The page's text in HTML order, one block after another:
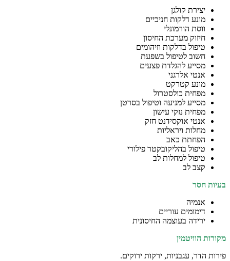
יצירת קולגן
מונע דלקות חניכיים
ווסת הורמונלי
חיזוק מערכת החיסון
טיפול בדלקות וזיהומים
חשוב לטיפול בשפעת
מסייע להגלדת פצעים
אנטי אלרגני
מונע קטרקט
מפחית כולסטרול
מסייע למניעה וטיפול בסרטן
מפחית נזקי עישון
אנטי אוקסידנט חזק
מחלות ויראליות
הפחתת כאב
טיפול בהליקובקטר פילורי
טיפול למחלות לב
קצב לב
בעיות חסר
אנמיה
דימומים עוריים
ירידה בעוצמה החיסונית
מקורות הוויטמין
פירות הדר, עגבניות, ירקות ירוקים.